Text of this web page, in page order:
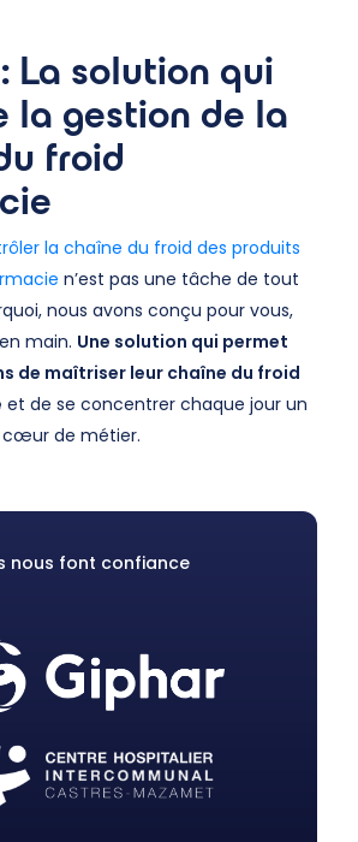
La solution qui
la gestion de la
froid
la chaîne du froid des produits
n’est pas une tâche de tout
nous avons conçu pour vous,
main. Une solution qui permet
de maîtriser leur chaîne du froid
et de se concentrer chaque jour un
cœur de métier.
nous font confiance